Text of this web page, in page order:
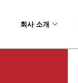
회사 소개